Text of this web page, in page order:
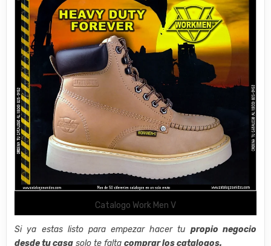
Catalogo Work Men V
Si ya estas listo para empezar hacer tu propio negocio
desde tu casa solo te faltacomprar los catalogos.